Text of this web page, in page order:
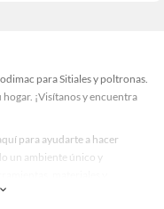
para Sitiales y poltronas.
¡Visítanos y encuentra
para ayudarte a hacer
un ambiente único y
más tú.